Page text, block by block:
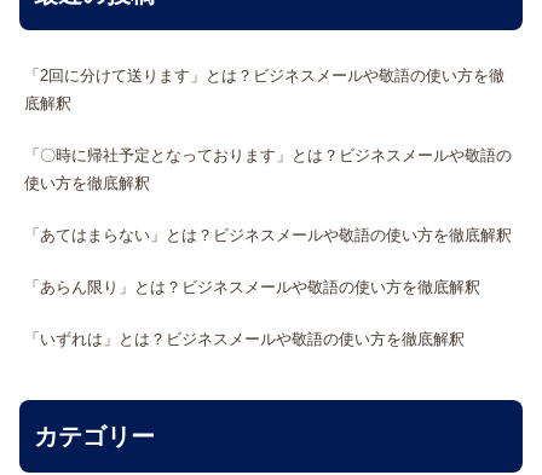
「2回に分けて送ります」とは？ビジネスメールや敬語の使い方を徹
底解釈
「〇時に帰社予定となっております」とは？ビジネスメールや敬語の
使い方を徹底解釈
「あてはまらない」とは？ビジネスメールや敬語の使い方を徹底解釈
「あらん限り」とは？ビジネスメールや敬語の使い方を徹底解釈
「いずれは」とは？ビジネスメールや敬語の使い方を徹底解釈
カテゴリー